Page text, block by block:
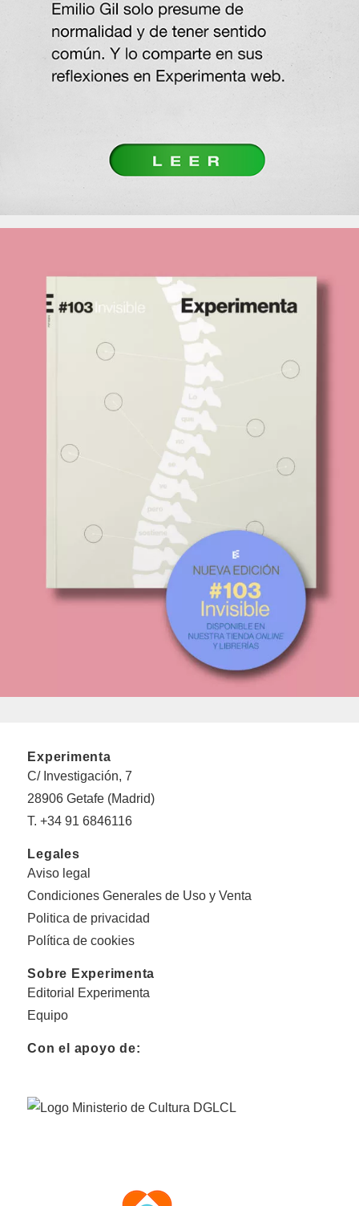
Experimenta
C/ Investigación, 7
28906 Getafe (Madrid)
T. +34 91 6846116
Legales
Aviso legal
Condiciones Generales de Uso y Venta
Politica de privacidad
Política de cookies
Sobre Experimenta
Editorial Experimenta
Equipo
Con el apoyo de: